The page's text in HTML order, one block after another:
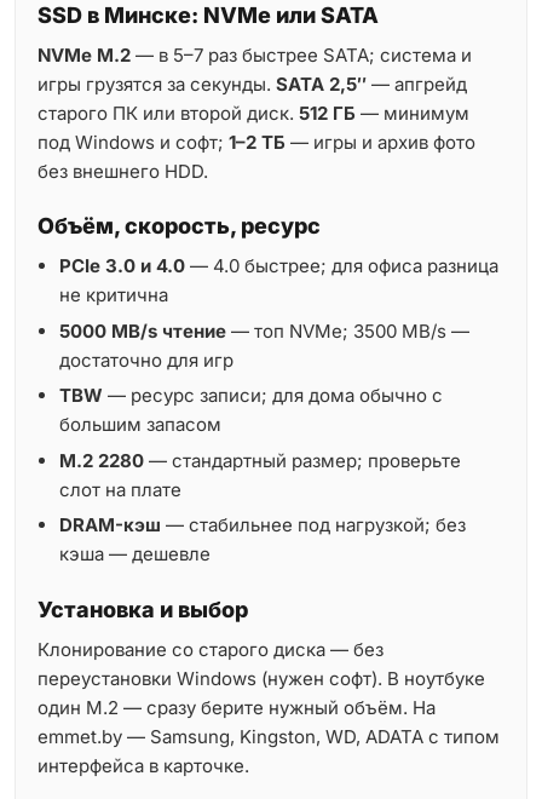
SSD в Минске: NVMe или SATA
NVMe M.2 — в 5–7 раз быстрее SATA; система и
игры грузятся за секунды. SATA 2,5″ — апгрейд
старого ПК или второй диск. 512 ГБ — минимум
под Windows и софт; 1–2 ТБ — игры и архив фото
без внешнего HDD.
Объём, скорость, ресурс
PCIe 3.0 и 4.0 — 4.0 быстрее; для офиса разница
не критична
5000 MB/s чтение — топ NVMe; 3500 MB/s —
достаточно для игр
TBW — ресурс записи; для дома обычно с
большим запасом
M.2 2280 — стандартный размер; проверьте
слот на плате
DRAM-кэш — стабильнее под нагрузкой; без
кэша — дешевле
Установка и выбор
Клонирование со старого диска — без
переустановки Windows (нужен софт). В ноутбуке
один M.2 — сразу берите нужный объём. На
emmet.by — Samsung, Kingston, WD, ADATA с типом
интерфейса в карточке.